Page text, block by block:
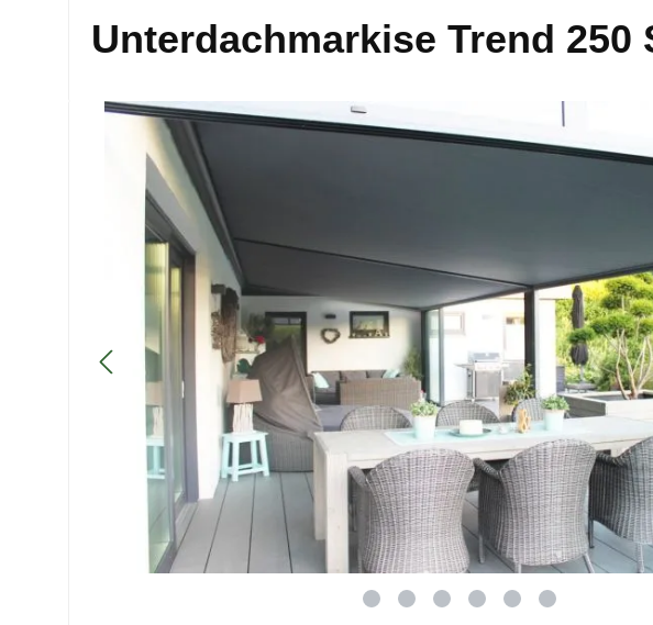
Unterdachmarkise Trend 250
Bildergalerie überspringen